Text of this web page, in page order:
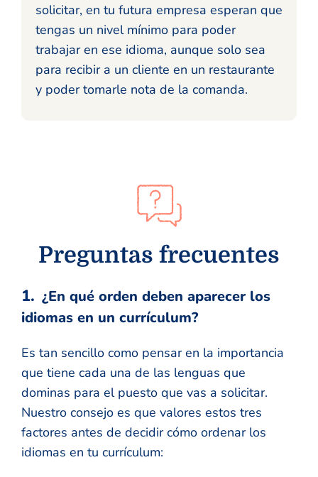
solicitar, en tu futura empresa esperan que
tengas un nivel mínimo para poder
trabajar en ese idioma, aunque solo sea
para recibir a un cliente en un restaurante
y poder tomarle nota de la comanda.
Preguntas frecuentes
¿En qué orden deben aparecer los
idiomas en un currículum?
Es tan sencillo como pensar en la importancia
que tiene cada una de las lenguas que
dominas para el puesto que vas a solicitar.
Nuestro consejo es que valores estos tres
factores antes de decidir cómo ordenar los
idiomas en tu currículum: